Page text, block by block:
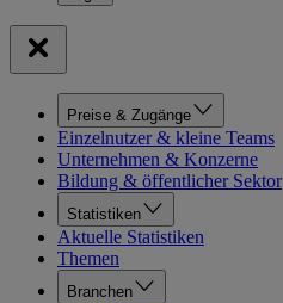
Preise & Zugänge
Einzelnutzer & kleine Teams
Unternehmen & Konzerne
Bildung & öffentlicher Sektor
Statistiken
Aktuelle Statistiken
Themen
Branchen